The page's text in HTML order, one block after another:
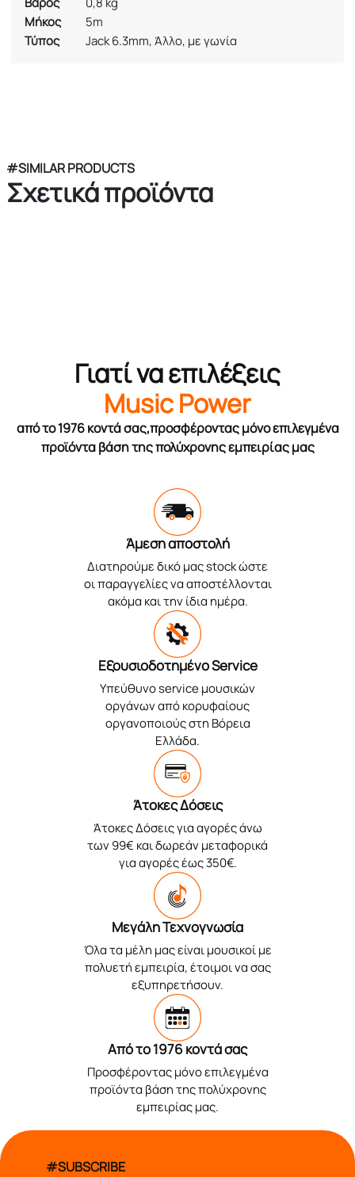
Μήκος
5m
Τύπος
Jack 6.3mm, Άλλο, με γωνία
#SIMILAR PRODUCTS
Σχετικά προϊόντα
Γιατί να επιλέξεις
Music Power
από το 1976 κοντά σας,προσφέροντας μόνο επιλεγμένα
προϊόντα βάση της πολύχρονης εμπειρίας μας
Άμεση αποστολή
Διατηρούμε δικό μας stock ώστε
οι παραγγελίες να αποστέλλονται
ακόμα και την ίδια ημέρα.
Εξουσιοδοτημένο Service
Υπεύθυνο service μουσικών
οργάνων από κορυφαίους
οργανοποιούς στη Βόρεια
Ελλάδα.
Άτοκες Δόσεις
Άτοκες Δόσεις για αγορές άνω
των 99€ και δωρεάν μεταφορικά
για αγορές έως 350€.
Μεγάλη Τεχνογνωσία
Όλα τα μέλη μας είναι μουσικοί με
πολυετή εμπειρία, έτοιμοι να σας
εξυπηρετήσουν.
Από το 1976 κοντά σας
Προσφέροντας μόνο επιλεγμένα
προϊόντα βάση της πολύχρονης
εμπειρίας μας.
#SUBSCRIBE